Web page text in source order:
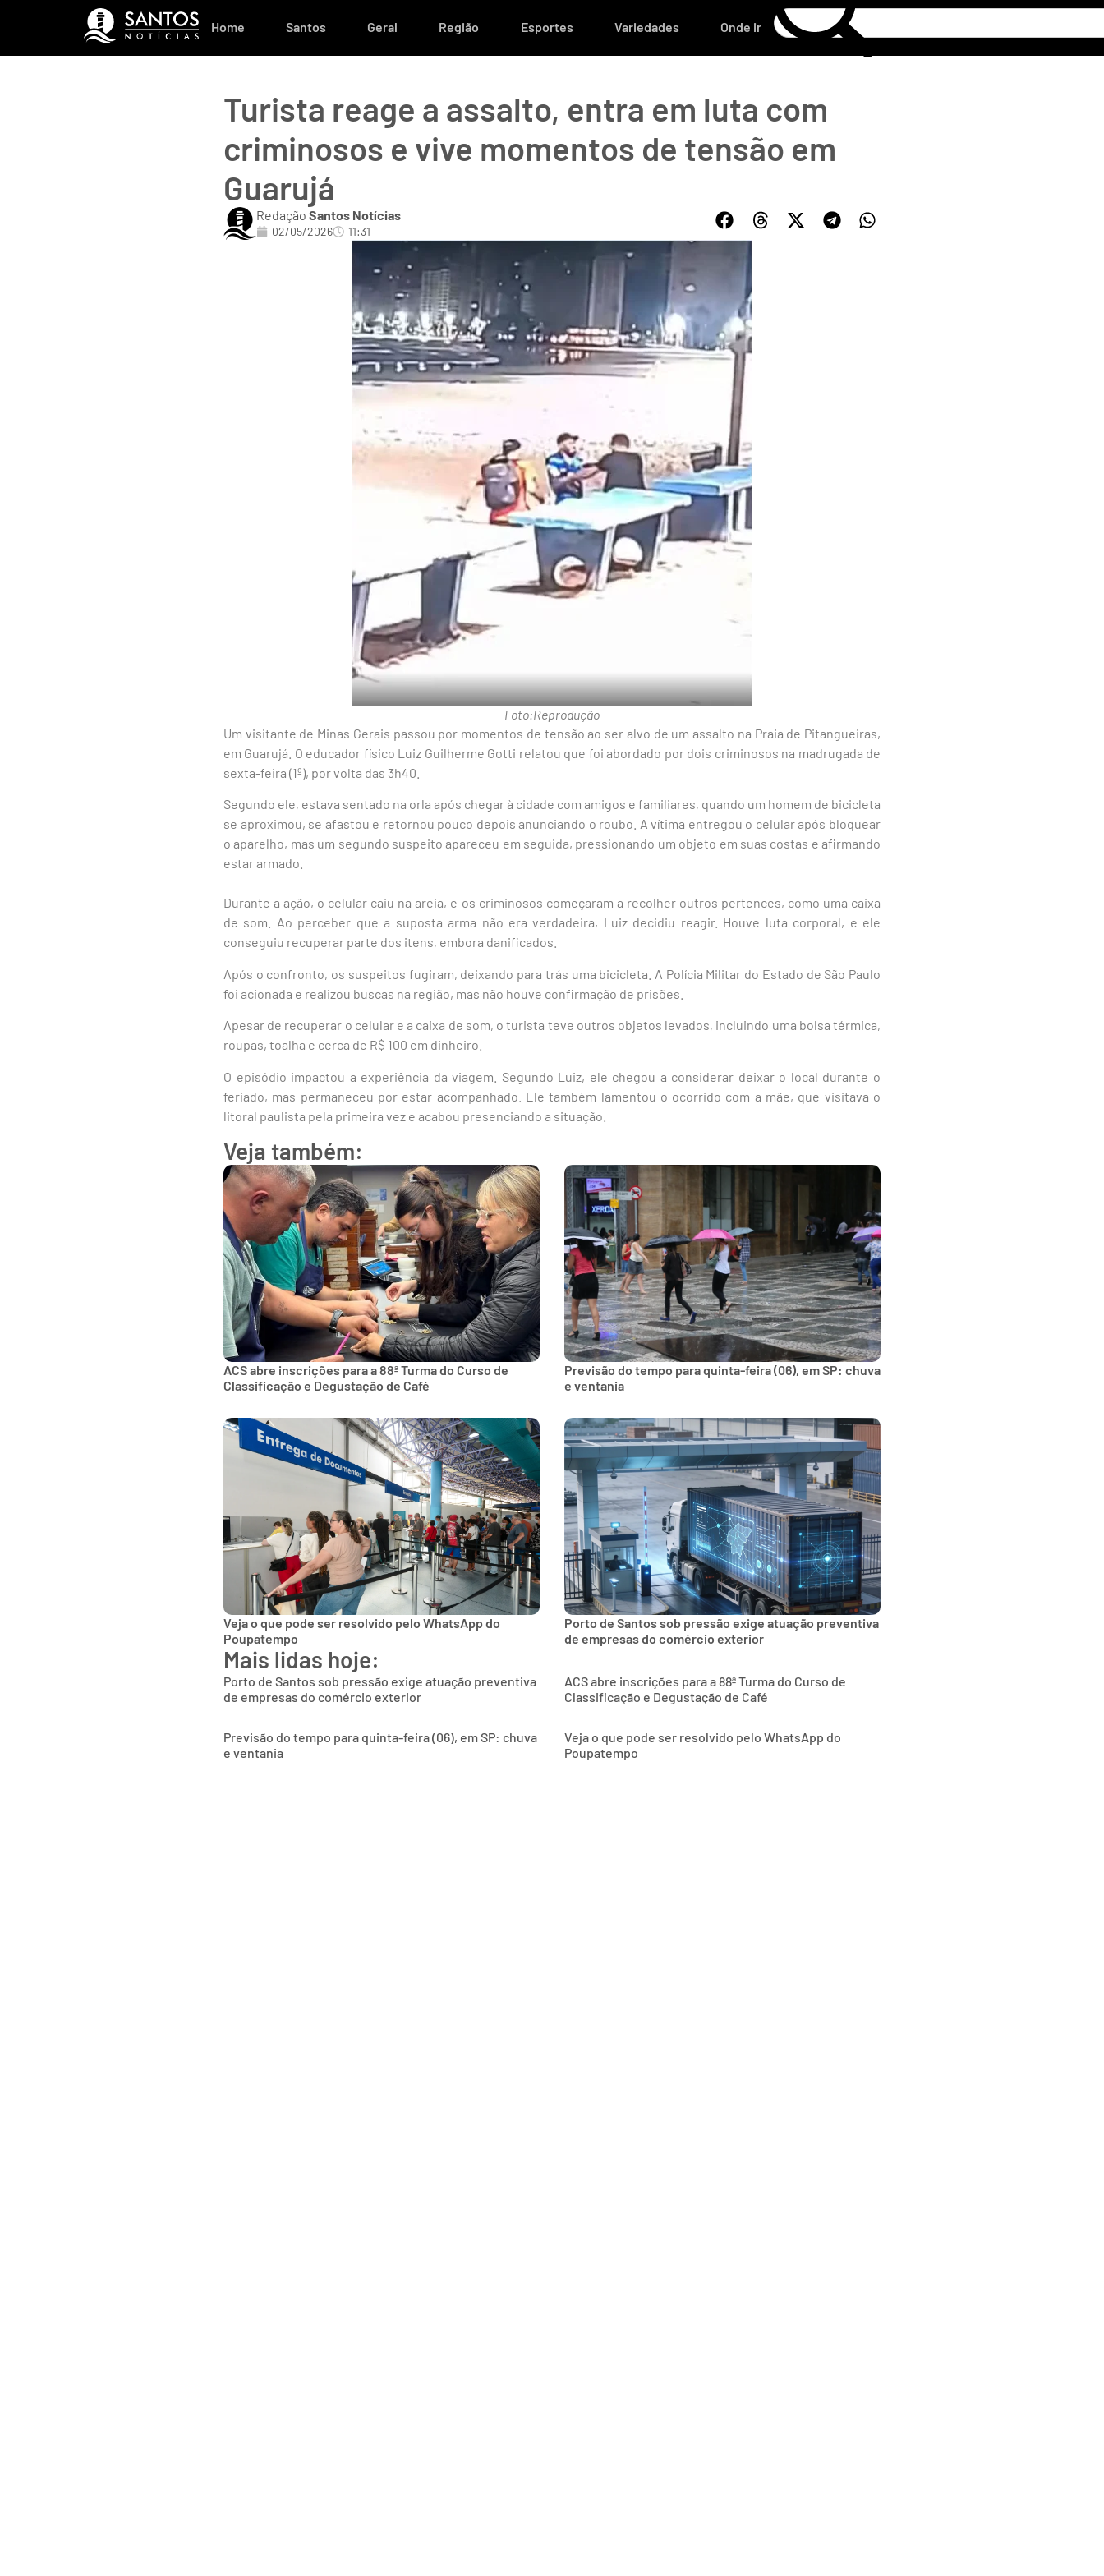
Home Santos Geral Região Esportes Variedades Onde ir
Turista reage a assalto, entra em luta com
criminosos e vive momentos de tensão em
Guarujá
Redação Santos Notícias
02/05/2026 11:31
Foto:Reprodução
Um visitante de Minas Gerais passou por momentos de tensão ao ser alvo de um assalto na Praia de Pitangueiras,
em Guarujá . O educador físico Luiz Guilherme Gotti relatou que foi abordado por dois criminosos na madrugada de
sexta-feira (1º), por volta das 3h40.
Segundo ele, estava sentado na orla após chegar à cidade com amigos e familiares, quando um homem de bicicleta
se aproximou, se afastou e retornou pouco depois anunciando o roubo. A vítima entregou o celular após bloquear
o aparelho, mas um segundo suspeito apareceu em seguida, pressionando um objeto em suas costas e afirmando
estar armado.
Durante a ação, o celular caiu na areia, e os criminosos começaram a recolher outros pertences, como uma caixa
de som. Ao perceber que a suposta arma não era verdadeira, Luiz decidiu reagir. Houve luta corporal, e ele
conseguiu recuperar parte dos itens, embora danificados.
Após o confronto, os suspeitos fugiram, deixando para trás uma bicicleta. A Polícia Militar do Estado de São Paulo
foi acionada e realizou buscas na região, mas não houve confirmação de prisões.
Apesar de recuperar o celular e a caixa de som, o turista teve outros objetos levados, incluindo uma bolsa térmica,
roupas, toalha e cerca de R$ 100 em dinheiro.
O episódio impactou a experiência da viagem. Segundo Luiz, ele chegou a considerar deixar o local durante o
feriado, mas permaneceu por estar acompanhado. Ele também lamentou o ocorrido com a mãe, que visitava o
litoral paulista pela primeira vez e acabou presenciando a situação.
Veja também:
ACS abre inscrições para a 88ª Turma do Curso de
Classificação e Degustação de Café
Previsão do tempo para quinta-feira (06), em SP: chuva
e ventania
Veja o que pode ser resolvido pelo WhatsApp do
Poupatempo
Porto de Santos sob pressão exige atuação preventiva
de empresas do comércio exterior
Mais lidas hoje:
Porto de Santos sob pressão exige atuação preventiva
de empresas do comércio exterior
ACS abre inscrições para a 88ª Turma do Curso de
Classificação e Degustação de Café
Previsão do tempo para quinta-feira (06), em SP: chuva
e ventania
Veja o que pode ser resolvido pelo WhatsApp do
Poupatempo